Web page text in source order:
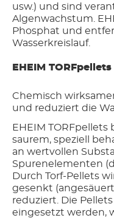
usw.) und sind
Algenwachstum.
Phosphat und
Wasserkreislauf.
EHEIM TORFpellets
Chemisch
und reduziert die
EHEIM
saurem, speziell
an wertvollen
Spurenelementen
Durch Torf-Pellets
gesenkt
reduziert. Die
eingesetzt werden,